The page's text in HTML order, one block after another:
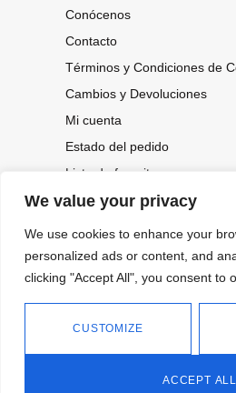
We value your privacy
We use cookies to enhance your
personalized ads or content, and
clicking "Accept All", you consent to
CUSTOMIZE
ACCEPT ALL
Conócenos
Contacto
Términos y Condiciones de
Cambios y Devoluciones
Mi cuenta
Estado del pedido
Lista de favoritos
CONOCE NUESTRAS
OFERTAS...
2026.